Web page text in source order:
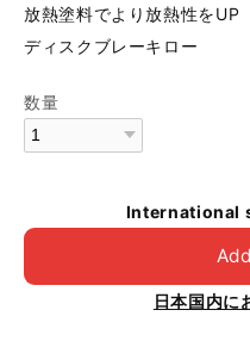
放熱塗料でより放熱性をUP
ディスクブレーキロー
数量
International
日本国内に